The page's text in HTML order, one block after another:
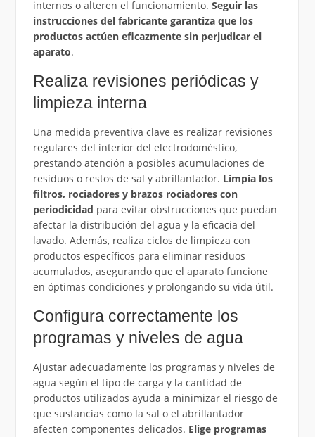
internos o alteren el funcionamiento. Seguir las
instrucciones del fabricante garantiza que los
productos actúen eficazmente sin perjudicar el
aparato.
Realiza revisiones periódicas y
limpieza interna
Una medida preventiva clave es realizar revisiones
regulares del interior del electrodoméstico,
prestando atención a posibles acumulaciones de
residuos o restos de sal y abrillantador. Limpia los
filtros, rociadores y brazos rociadores con
periodicidad para evitar obstrucciones que puedan
afectar la distribución del agua y la eficacia del
lavado. Además, realiza ciclos de limpieza con
productos específicos para eliminar residuos
acumulados, asegurando que el aparato funcione
en óptimas condiciones y prolongando su vida útil.
Configura correctamente los
programas y niveles de agua
Ajustar adecuadamente los programas y niveles de
agua según el tipo de carga y la cantidad de
productos utilizados ayuda a minimizar el riesgo de
que sustancias como la sal o el abrillantador
afecten componentes delicados. Elige programas